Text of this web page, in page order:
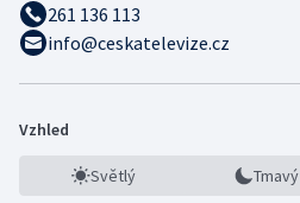
261 136 113
info@ceskatelevize.cz
Vzhled
Světlý Tmavý